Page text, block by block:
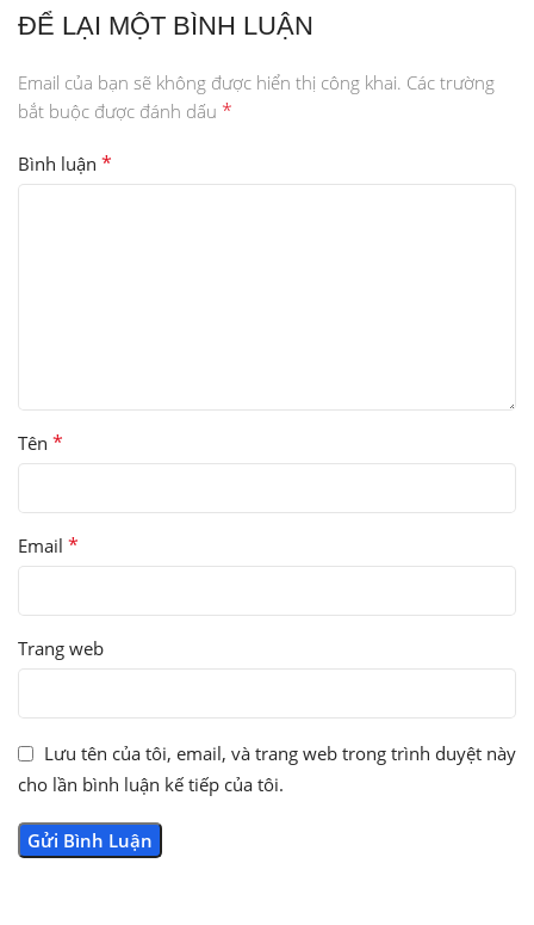
ĐỂ LẠI MỘT BÌNH LUẬN
Email của bạn sẽ không được hiển thị công khai. Các trường
bắt buộc được đánh dấu *
Bình luận *
Tên *
Email *
Trang web
Lưu tên của tôi, email, và trang web trong trình duyệt này
cho lần bình luận kế tiếp của tôi.